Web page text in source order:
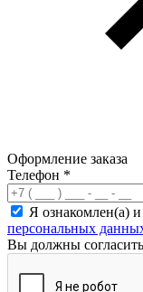
Оформление заказа
Телефон *
Я ознакомлен(а)
персональных
Вы должны